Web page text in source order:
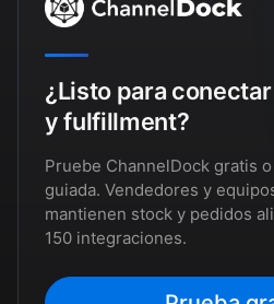
¿Listo para
y fulfillment?
Pruebe ChannelDock gratis
guiada. Vendedores y
mantienen stock y pedidos
150 integraciones.